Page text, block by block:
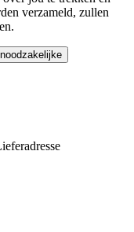
verzameld, zullen